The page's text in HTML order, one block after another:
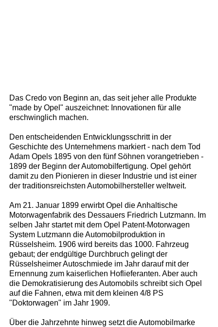
Das Credo von Beginn an, das seit jeher alle Produkte
"made by Opel" auszeichnet: Innovationen für alle
erschwinglich machen.
Den entscheidenden Entwicklungsschritt in der
Geschichte des Unternehmens markiert - nach dem Tod
Adam Opels 1895 von den fünf Söhnen vorangetrieben -
1899 der Beginn der Automobilfertigung. Opel gehört
damit zu den Pionieren in dieser Industrie und ist einer
der traditionsreichsten Automobilhersteller weltweit.
Am 21. Januar 1899 erwirbt Opel die Anhaltische
Motorwagenfabrik des Dessauers Friedrich Lutzmann. Im
selben Jahr startet mit dem Opel Patent-Motorwagen
System Lutzmann die Automobilproduktion in
Rüsselsheim. 1906 wird bereits das 1000. Fahrzeug
gebaut; der endgültige Durchbruch gelingt der
Rüsselsheimer Autoschmiede im Jahr darauf mit der
Ernennung zum kaiserlichen Hoflieferanten. Aber auch
die Demokratisierung des Automobils schreibt sich Opel
auf die Fahnen, etwa mit dem kleinen 4/8 PS
"Doktorwagen" im Jahr 1909.
Über die Jahrzehnte hinweg setzt die Automobilmarke